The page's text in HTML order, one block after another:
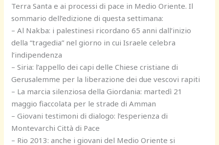
Terra Santa e ai processi di pace in Medio Oriente. Il
sommario dell’edizione di questa settimana:
– Al Nakba: i palestinesi ricordano 65 anni dall’inizio
della “tragedia” nel giorno in cui Israele celebra
l’indipendenza
– Siria: l’appello dei capi delle Chiese cristiane di
Gerusalemme per la liberazione dei due vescovi rapiti
– La marcia silenziosa della Giordania: martedì 21
maggio fiaccolata per le strade di Amman
– Giovani testimoni di dialogo: l’esperienza di
Montevarchi Città di Pace
– Rio 2013: anche i giovani del Medio Oriente si